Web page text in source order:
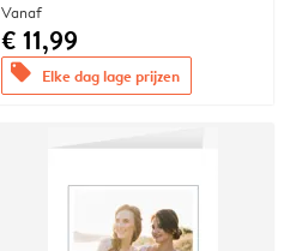
Vanaf
€ 11,99
offers Elke dag lage prijzen